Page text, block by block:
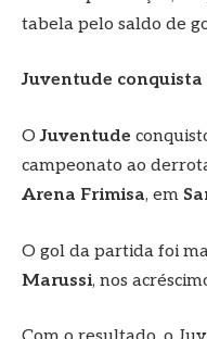
tabela pelo saldo de
Juventude
OJuventude
campeonato ao
Arena Frimisa, em
O gol da partida foi
Marussi, nos